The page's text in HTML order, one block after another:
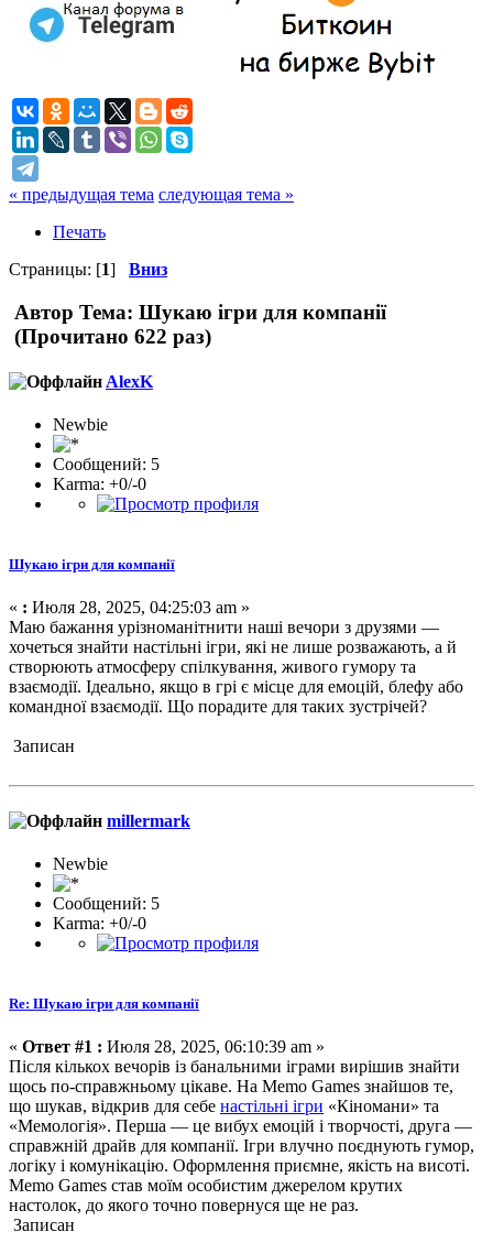
« предыдущая тема следующая тема »
Печать
Страницы: [1] Вниз
Автор Тема: Шукаю ігри для компанії
(Прочитано 622 раз)
AlexK
Newbie
Сообщений: 5
Karma: +0/-0
Шукаю ігри для компанії
« : Июля 28, 2025, 04:25:03 am »
Маю бажання урізноманітнити наші вечори з друзями —
хочеться знайти настільні ігри, які не лише розважають, а й
створюють атмосферу спілкування, живого гумору та
взаємодії. Ідеально, якщо в грі є місце для емоцій, блефу або
командної взаємодії. Що порадите для таких зустрічей?
Записан
millermark
Newbie
Сообщений: 5
Karma: +0/-0
Re: Шукаю ігри для компанії
« Ответ #1 : Июля 28, 2025, 06:10:39 am »
Після кількох вечорів із банальними іграми вирішив знайти
щось по-справжньому цікаве. На Memo Games знайшов те,
що шукав, відкрив для себе настільні ігри «Кіномани» та
«Мемологія». Перша — це вибух емоцій і творчості, друга —
справжній драйв для компанії. Ігри влучно поєднують гумор,
логіку і комунікацію. Оформлення приємне, якість на висоті.
Memo Games став моїм особистим джерелом крутих
настолок, до якого точно повернуся ще не раз.
Записан